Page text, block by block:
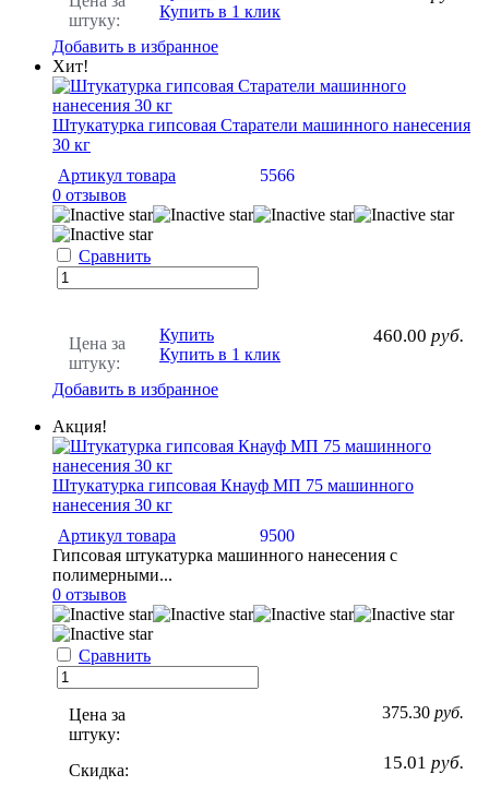
штуку:
Купить в 1 клик
Добавить в избранное
Хит!
Штукатурка гипсовая Старатели машинного нанесения
30 кг
Артикул товара
5566
0 отзывов
Сравнить
Цена за
штуку:
460.00 руб.
Купить
Купить в 1 клик
Добавить в избранное
Акция!
Штукатурка гипсовая Кнауф МП 75 машинного
нанесения 30 кг
Артикул товара
9500
Гипсовая штукатурка машинного нанесения с
полимерными...
0 отзывов
Сравнить
Цена за
штуку:
375.30 руб.
Скидка: 15.01 руб.